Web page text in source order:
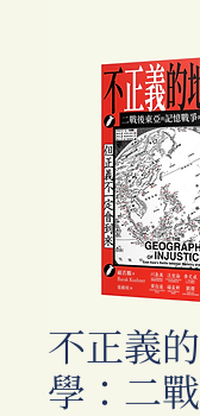
不正義
學：二